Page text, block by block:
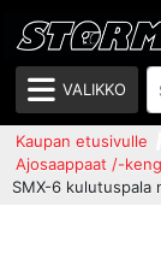
VALIKKO
Kaupan etusivulle
Ajosaappaat /-
SMX-6 kulutuspala